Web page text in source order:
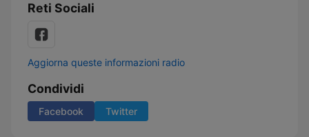
Reti Sociali
Aggiorna queste informazioni radio
Condividi
Facebook Twitter